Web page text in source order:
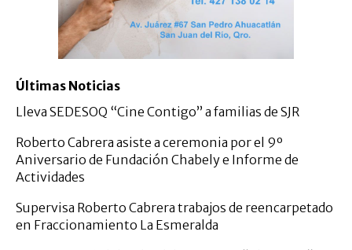
Últimas Noticias
Lleva SEDESOQ “Cine Contigo” a familias de SJR
Roberto Cabrera asiste a ceremonia por el 9º
Aniversario de Fundación Chabely e Informe de
Actividades
Supervisa Roberto Cabrera trabajos de reencarpetado
en Fraccionamiento La Esmeralda